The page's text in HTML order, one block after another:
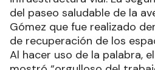
del paseo saludable de la
Gómez que fue realizado
de recuperación de los
Al hacer uso de la palabra,